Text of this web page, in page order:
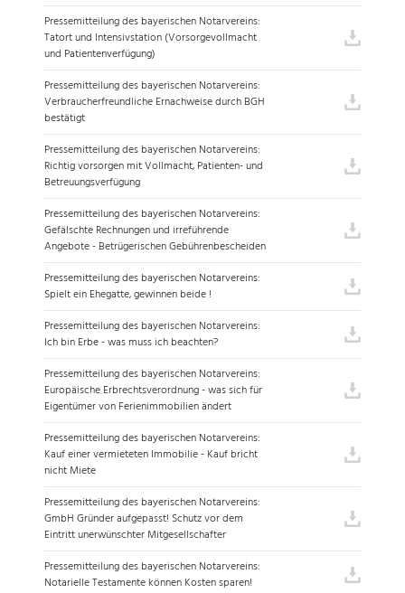
Pressemitteilung des bayerischen Notarvereins:
Tatort und Intensivstation (Vorsorgevollmacht
und Patientenverfügung)
Pressemitteilung des bayerischen Notarvereins:
Verbraucherfreundliche Ernachweise durch BGH
bestätigt
Pressemitteilung des bayerischen Notarvereins:
Richtig vorsorgen mit Vollmacht, Patienten- und
Betreuungsverfügung
Pressemitteilung des bayerischen Notarvereins:
Gefälschte Rechnungen und irreführende
Angebote - Betrügerischen Gebührenbescheiden
Pressemitteilung des bayerischen Notarvereins:
Spielt ein Ehegatte, gewinnen beide !
Pressemitteilung des bayerischen Notarvereins:
Ich bin Erbe - was muss ich beachten?
Pressemitteilung des bayerischen Notarvereins:
Europäische Erbrechtsverordnung - was sich für
Eigentümer von Ferienimmobilien ändert
Pressemitteilung des bayerischen Notarvereins:
Kauf einer vermieteten Immobilie - Kauf bricht
nicht Miete
Pressemitteilung des bayerischen Notarvereins:
GmbH Gründer aufgepasst! Schutz vor dem
Eintritt unerwünschter Mitgesellschafter
Pressemitteilung des bayerischen Notarvereins:
Notarielle Testamente können Kosten sparen!